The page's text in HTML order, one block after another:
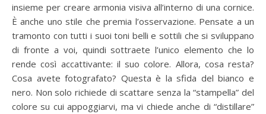
insieme per creare armonia visiva all’interno di una cornice.
È anche uno stile che premia l’osservazione. Pensate a un
tramonto con tutti i suoi toni belli e sottili che si sviluppano
di fronte a voi, quindi sottraete l’unico elemento che lo
rende così accattivante: il suo colore. Allora, cosa resta?
Cosa avete fotografato? Questa è la sfida del bianco e
nero. Non solo richiede di scattare senza la “stampella” del
colore su cui appoggiarvi, ma vi chiede anche di “distillare”